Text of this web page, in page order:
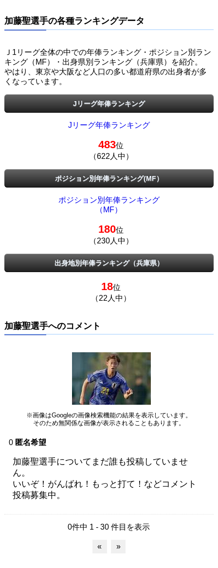
加藤聖選手の各種ランキングデータ
Ｊ1リーグ全体の中での年俸ランキング・ポジション別ラン
キング（MF）・出身県別ランキング（兵庫県）を紹介。
やはり、東京や大阪など人口の多い都道府県の出身者が多
くなっています。
Jリーグ年俸ランキング
Jリーグ年俸ランキング
483位
（622人中）
ポジション別年俸ランキング(MF）
ポジション別年俸ランキング
（MF）
180位
（230人中）
出身地別年俸ランキング（兵庫県）
18位
（22人中）
加藤聖選手へのコメント
※画像はGoogleの画像検索機能の結果を表示しています。
そのため無関係な画像が表示されることもあります。
0 匿名希望
加藤聖選手についてまだ誰も投稿していませ
ん。
いいぞ！がんばれ！もっと打て！などコメント
投稿募集中。
0件中 1 - 30 件目を表示
« »